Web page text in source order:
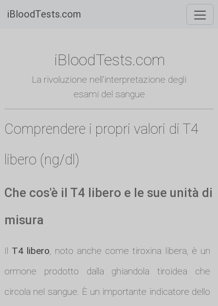
iBloodTests.com
iBloodTests.com
La rivoluzione nell'interpretazione degli
esami del sangue
Comprendere i propri valori di T4
libero (ng/dl)
Che cos'è il T4 libero e le sue unità di
misura
Il T4 libero, noto anche come tiroxina libera, è un
ormone prodotto dalla ghiandola tiroidea che
circola nel sangue. È un importante indicatore dello